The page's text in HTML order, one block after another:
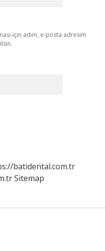
için adım, e-posta adresim
batidental.com.tr
Sitemap